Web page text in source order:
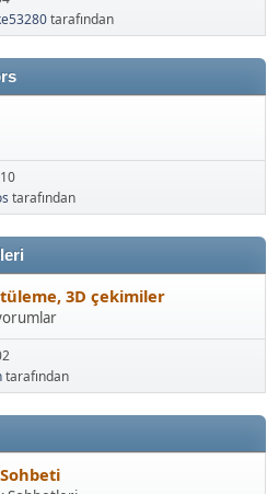
tarafından
tarafından
3D çekimiler
tarafından